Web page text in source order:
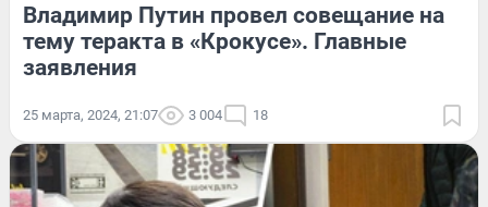
Владимир Путин провел совещание на
тему теракта в «Крокусе». Главные
заявления
25 марта, 2024, 21:07 3 004 18